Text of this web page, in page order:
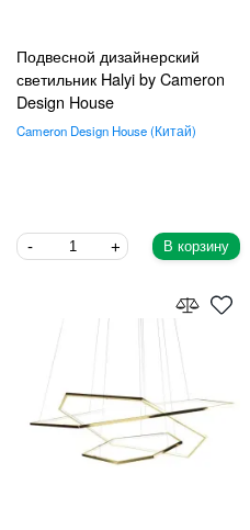
Подвесной дизайнерский
светильник Halyi by Cameron
Design House
Cameron Design House Китай
В корзину